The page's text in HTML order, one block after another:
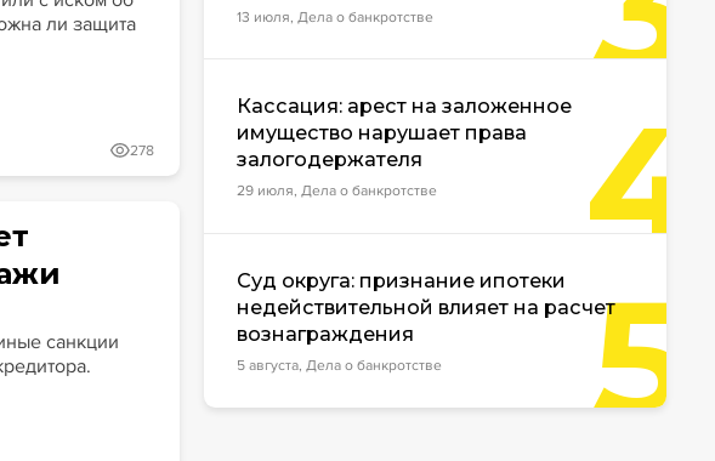
ли защита
278
санкции
13 июля, Дела о банкротстве
Кассация: арест на заложенное
имущество нарушает права
залогодержателя
29 июля, Дела о банкротстве 4
Суд округа: признание ипотеки
недействительной влияет на расчет
вознаграждения
5 августа, Дела о банкротстве 5